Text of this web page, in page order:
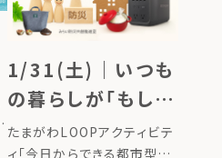
1/31(土)｜いつも
の暮らしが「もし
も」に役立つ、今日
たまがわLOOPアクティビテ
ィ「今日からできる都市型『く